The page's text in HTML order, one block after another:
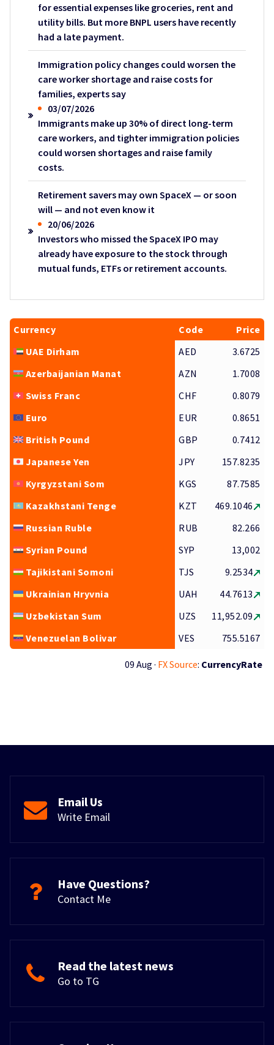
for essential expenses like groceries, rent and
utility bills. But more BNPL users have recently
had a late payment.
Immigration policy changes could worsen the
care worker shortage and raise costs for
families, experts say
03/07/2026
Immigrants make up 30% of direct long-term
care workers, and tighter immigration policies
could worsen shortages and raise family
costs.
Retirement savers may own SpaceX — or soon
will — and not even know it
20/06/2026
Investors who missed the SpaceX IPO may
already have exposure to the stock through
mutual funds, ETFs or retirement accounts.
Currency Code
Price
UAE Dirham
AED
3.6725
Azerbaijanian Manat
AZN
1.7008
Swiss Franc
CHF
0.8079
Euro
EUR
0.8651
British Pound
GBP
0.7412
Japanese Yen
JPY
157.8235
Kyrgyzstani Som
KGS
87.7585
Kazakhstani Tenge
KZT
469.1046
Russian Ruble
RUB
82.266
Syrian Pound
SYP
13,002
Tajikistani Somoni
TJS
9.2534
Ukrainian Hryvnia
UAH
44.7613
Uzbekistan Sum
UZS
11,952.09
Venezuelan Bolivar
VES 755.5167
09 Aug · FX Source: CurrencyRate
Email Us
Write Email
Have Questions?
Contact Me
Read the latest news
Go to TG